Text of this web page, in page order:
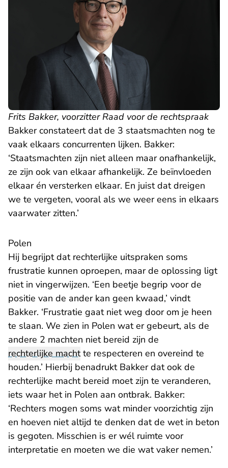
Frits Bakker, voorzitter Raad voor de rechtspraak
Bakker constateert dat de 3 staatsmachten nog te
vaak elkaars concurrenten lijken. Bakker:
‘Staatsmachten zijn niet alleen maar onafhankelijk,
ze zijn ook van elkaar afhankelijk. Ze beïnvloeden
elkaar én versterken elkaar. En juist dat dreigen
we te vergeten, vooral als we weer eens in elkaars
vaarwater zitten.’
Polen
Hij begrijpt dat rechterlijke uitspraken soms
frustratie kunnen oproepen, maar de oplossing ligt
niet in vingerwijzen. ‘Een beetje begrip voor de
positie van de ander kan geen kwaad,’ vindt
Bakker. ‘Frustratie gaat niet weg door om je heen
te slaan. We zien in Polen wat er gebeurt, als de
andere 2 machten niet bereid zijn de
rechterlijke machtte respecteren en overeind te
houden.’ Hierbij benadrukt Bakker dat ook de
rechterlijke macht bereid moet zijn te veranderen,
iets waar het in Polen aan ontbrak. Bakker:
‘Rechters mogen soms wat minder voorzichtig zijn
en hoeven niet altijd te denken dat de wet in beton
is gegoten. Misschien is er wél ruimte voor
interpretatie en moeten we die wat vaker nemen.’